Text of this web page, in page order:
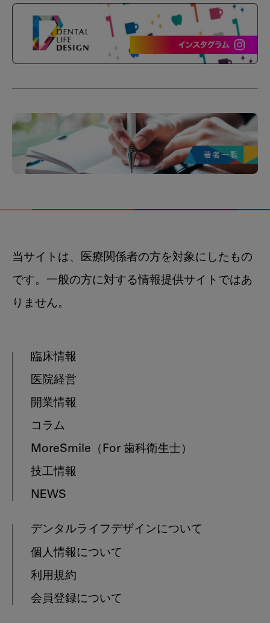
当サイトは、医療関係者の方を対象にしたもの
です。一般の方に対する情報提供サイトではあ
りません。
臨床情報
医院経営
開業情報
コラム
MoreSmile （For 歯科衛生士）
技工情報
NEWS
デンタルライフデザインについて
個人情報について
利用規約
会員登録について